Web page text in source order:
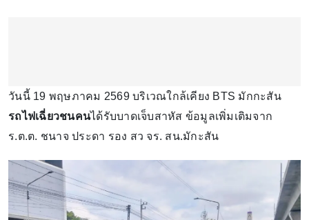
วันนี้ 19 พฤษภาคม 2569 บริเวณใกล้เคียง BTS มักกะสัน
รถไฟเฉี่ยวชนคนได้รับบาดเจ็บสาหัส ข้อมูลเพิ่มเติมจาก
ร.ต.ต. ชนาจ ประดา รอง สว จร. สน.มักะสัน